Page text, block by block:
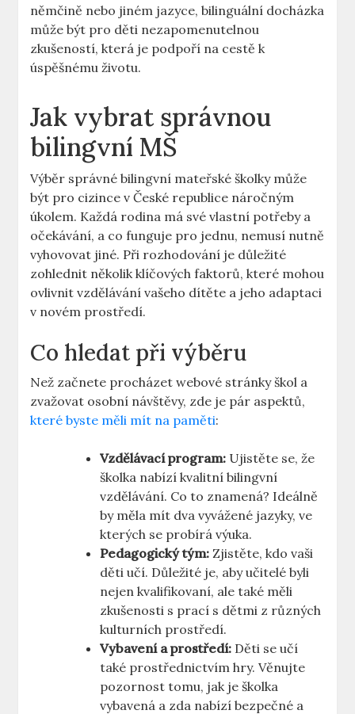
němčině nebo jiném jazyce, bilinguální docházka
může být pro děti nezapomenutelnou
zkušeností, která je podpoří na cestě k
úspěšnému životu.
Jak vybrat správnou
bilingvní MŠ
Výběr správné bilingvní mateřské školky může
být pro cizince v České republice náročným
úkolem. Každá rodina má své vlastní potřeby a
očekávání, a co funguje pro jednu, nemusí nutně
vyhovovat jiné. Při rozhodování je důležité
zohlednit několik klíčových faktorů, které mohou
ovlivnit vzdělávání vašeho dítěte a jeho adaptaci
v novém prostředí.
Co hledat při výběru
Než začnete procházet webové stránky škol a
zvažovat osobní návštěvy, zde je pár aspektů,
které byste měli mít na paměti:
Vzdělávací program: Ujistěte se, že
školka nabízí kvalitní bilingvní
vzdělávání. Co to znamená? Ideálně
by měla mít dva vyvážené jazyky, ve
kterých se probírá výuka.
Pedagogický tým: Zjistěte, kdo vaši
děti učí. Důležité je, aby učitelé byli
nejen kvalifikovaní, ale také měli
zkušenosti s prací s dětmi z různých
kulturních prostředí.
Vybavení a prostředí: Děti se učí
také prostřednictvím hry. Věnujte
pozornost tomu, jak je školka
vybavená a zda nabízí bezpečné a